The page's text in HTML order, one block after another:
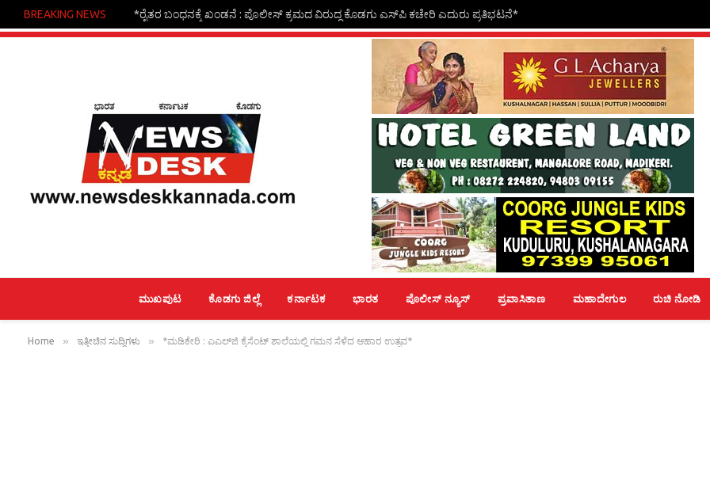
BREAKING NEWS *ಗಾಂಜಾ ಮಾರಾಟ : ಅಸ್ಸಾಂ ಮೂಲದ ಕಾರ್ಮಿಕರ ಬಂಧನ
ಮುಖಪುಟ ಕೊಡಗು ಜಿಲ್ಲೆ ಕರ್ನಾಟಕ ಭಾರತ ಪೊಲೀಸ್ ನ್ಯೂಸ್ ಪ್ರವಾಸಿತಾಣ ಮಹಾದೇಗುಲ ರುಚಿ ನೋಡಿ
Home » ಇತ್ತೀಚಿನ ಸುದ್ದಿಗಳು » *ಮಡಿಕೇರಿ : ಎಎಲ್‌ಜಿ ಕ್ರೆಸೆಂಟ್ ಶಾಲೆಯಲ್ಲಿ ಗಮನ ಸೆಳೆದ ಆಹಾರ ಉತ್ಸವ*